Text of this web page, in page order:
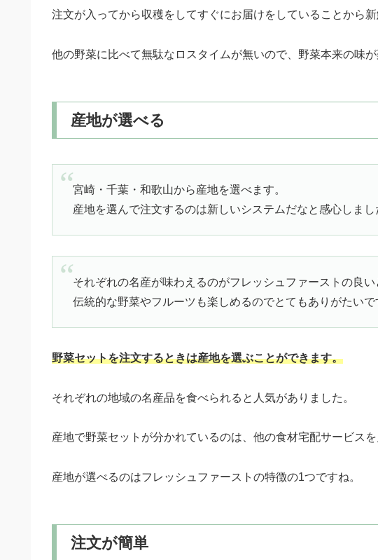
注文が入ってから収穫をしてすぐにお届けをしていることから新
他の野菜に比べて無駄なロスタイムが無いので、野菜本来の味が
産地が選べる
宮崎・千葉・和歌山から産地を選べます。
産地を選んで注文するのは新しいシステムだなと感心しま
それぞれの名産が味わえるのがフレッシュファーストの良い
伝統的な野菜やフルーツも楽しめるのでとてもありがたい
野菜セットを注文するときは産地を選ぶことができます。
それぞれの地域の名産品を食べられると人気がありました。
産地で野菜セットが分かれているのは、他の食材宅配サービスを
産地が選べるのはフレッシュファーストの特徴の1つですね。
注文が簡単